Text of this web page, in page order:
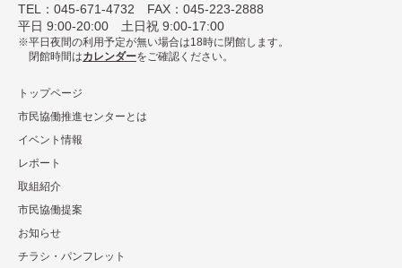
TEL： 045-671-4732 FAX：045-223-2888
平⽇ 9:00-20:00 ⼟⽇祝 9:00-17:00
平日夜間の利用予定が無い場合は18時に閉館します。
閉館時間はカレンダーをご確認ください。
トップページ
市民協働推進センターとは
イベント情報
レポート
取組紹介
市⺠協働提案
お知らせ
チラシ・パンフレット